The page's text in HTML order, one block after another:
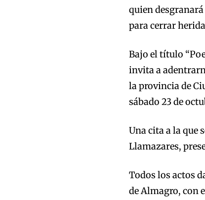
quien desgranará
para cerrar
Bajo el título
invita a
la provincia de
sábado 23 de
Una cita a la que
Llamazares,
Todos los actos
de Almagro, con